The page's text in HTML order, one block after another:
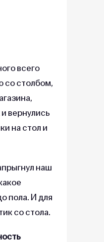
всего
со столбом,
вернулись
на стол и
наш
пола. И для
со стола.